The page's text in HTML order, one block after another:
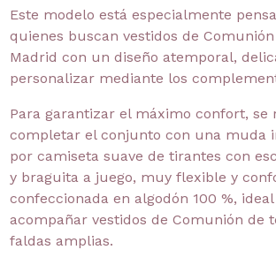
Este modelo está especialmente
quienes buscan vestidos de
Madrid con un diseño atemporal,
personalizar mediante los
Para garantizar el máximo confort, se
completar el conjunto con una muda
por camiseta suave de tirantes con
y braguita a juego, muy flexible y
confeccionada en algodón 100 %,
acompañar vestidos de Comunión de
faldas amplias.